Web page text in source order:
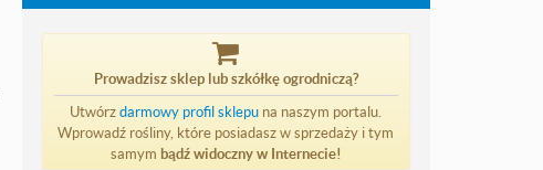
Prowadzisz sklep lub szkółkę ogrodniczą?
Utwórzdarmowy profil sklepu na naszym portalu.
Wprowadź rośliny, które posiadasz w sprzedaży i tym
samym bądź widoczny w Internecie!